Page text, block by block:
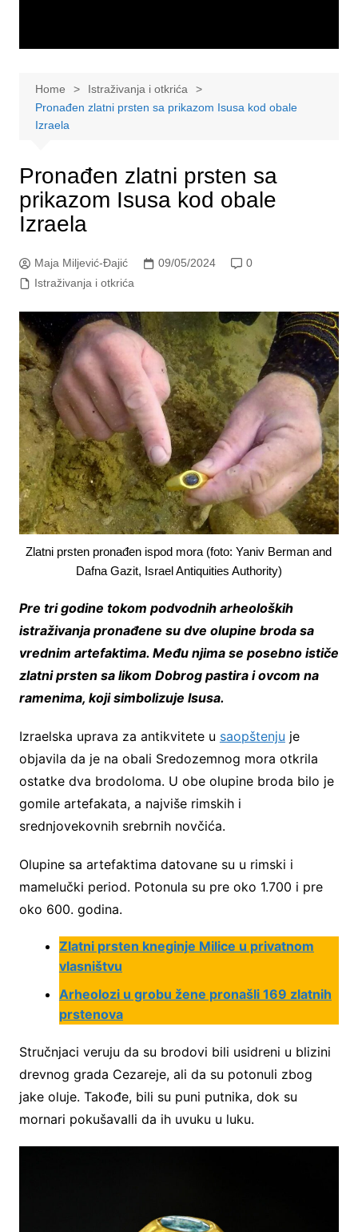
Home
Istraživanja i otkrića
Pronađen zlatni prsten sa prikazom Isusa kod obale
Izraela
Pronađen zlatni prsten sa
prikazom Isusa kod obale
Izraela
Maja Miljević-Đajić 09/05/2024
0
Istraživanja i otkrića
Zlatni prsten pronađen ispod mora (foto: Yaniv Berman and
Dafna Gazit, Israel Antiquities Authority)
Pre tri godine tokom podvodnih arheoloških
istraživanja pronađene su dve olupine broda sa
vrednim artefaktima. Među njima se posebno ističe
zlatni prsten sa likom Dobrog pastira i ovcom na
ramenima, koji simbolizuje Isusa.
Izraelska uprava za antikvitete u saopštenju je
objavila da je na obali Sredozemnog mora otkrila
ostatke dva brodoloma. U obe olupine broda bilo je
gomile artefakata, a najviše rimskih i
srednjovekovnih srebrnih novčića.
Olupine sa artefaktima datovane su u rimski i
mamelučki period. Potonula su pre oko 1.700 i pre
oko 600. godina.
Zlatni prsten kneginje Milice u privatnom
vlasništvu
Arheolozi u grobu žene pronašli 169 zlatnih
prstenova
Stručnjaci veruju da su brodovi bili usidreni u blizini
drevnog grada Cezareje, ali da su potonuli zbog
jake oluje. Takođe, bili su puni putnika, dok su
mornari pokušavalli da ih uvuku u luku.